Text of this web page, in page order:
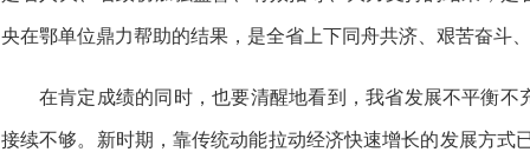
央在鄂单位鼎力帮助的结果，是全省上下同舟共济、艰苦奋斗
在肯定成绩的同时，也要清醒地看到，我省发展不平衡
接续不够。新时期，靠传统动能拉动经济快速增长的发展方式